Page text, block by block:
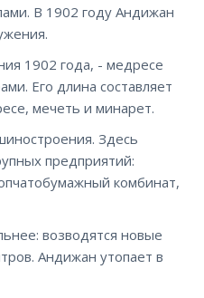
В 1902 году Андижан
1902 года, - медресе
Его длина составляет
мечеть и минарет.
Здесь
предприятий:
комбинат,
возводятся новые
Андижан утопает в